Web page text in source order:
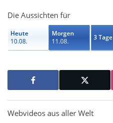
Die Aussichten für
Heute
10.08.
Morgen
11.08.
3 Tage
Webvideos aus aller Welt